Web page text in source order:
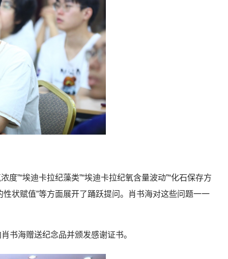
”“埃迪卡拉纪藻类”“埃迪卡拉纪氧含量波动”“化石保存方
状赋值”等方面展开了踊跃提问。肖书海对这些问题一一
书海赠送纪念品并颁发感谢证书。